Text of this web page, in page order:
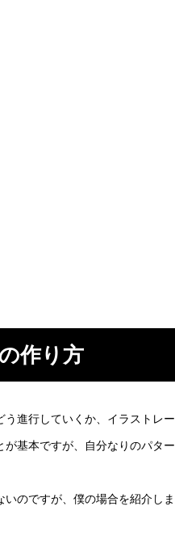
作り方
進行していくか、イラストレ
基本ですが、自分なりのパタ
のですが、僕の場合を紹介し